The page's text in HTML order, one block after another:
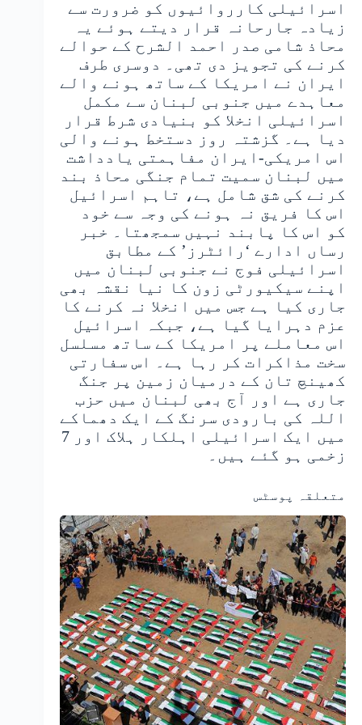
اسرائیلی کارروائیوں کو ضرورت سے
زیادہ جارحانہ قرار دیتے ہوئے یہ
محاذ شامی صدر احمد الشرح کے حوالے
کرنے کی تجویز دی تھی۔ دوسری طرف
ایران نے امریکا کے ساتھ ہونے والے
معاہدے میں جنوبی لبنان سے مکمل
اسرائیلی انخلا کو بنیادی شرط قرار
دیا ہے۔ گزشتہ روز دستخط ہونے والی
اس امریکی-ایران مفاہمتی یادداشت
میں لبنان سمیت تمام جنگی محاذ بند
کرنے کی شق شامل ہے، تاہم اسرائیل
اس کا فریق نہ ہونے کی وجہ سے خود
کو اس کا پابند نہیں سمجھتا۔ خبر
رساں ادارے ‘رائٹرز’ کے مطابق
اسرائیلی فوج نے جنوبی لبنان میں
اپنے سیکیورٹی زون کا نیا نقشہ بھی
جاری کیا ہے جس میں انخلا نہ کرنے کا
عزم دہرایا گیا ہے، جبکہ اسرائیل
اس معاملے پر امریکا کے ساتھ مسلسل
سخت مذاکرات کر رہا ہے۔ اس سفارتی
کھینچ تان کے درمیان زمین پر جنگ
جاری ہے اور آج بھی لبنان میں حزب
اللہ کی بارودی سرنگ کے ایک دھماکے
میں ایک اسرائیلی اہلکار ہلاک اور 7
زخمی ہو گئے ہیں۔
متعلقہ پوسٹس